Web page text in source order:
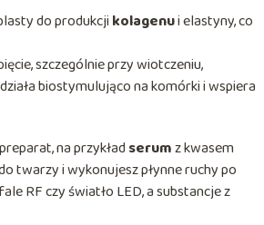
do produkcjikolagenui elastyny, co
szczególnie przy wiotczeniu,
biostymulująco na komórki i wspiera
na przykład serumz kwasem
twarzy i wykonujesz płynne ruchy po
RF czy światło LED, a substancje z